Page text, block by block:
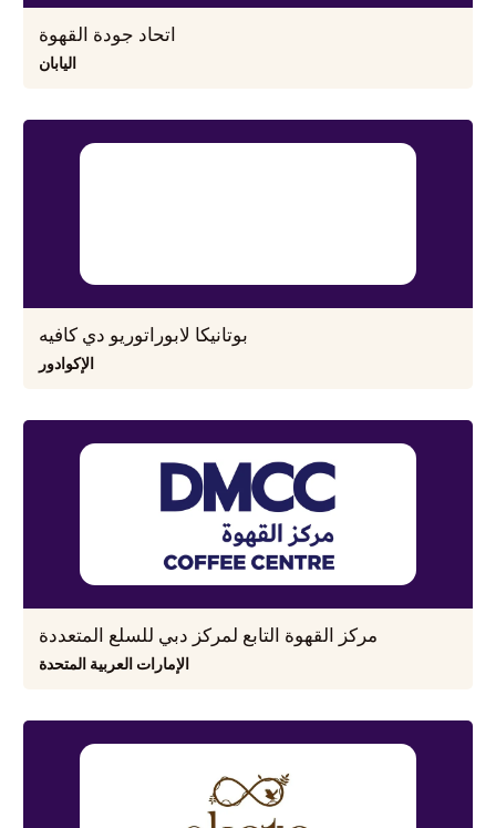
اتحاد جودة القهوة
اليابان
بوتانيكا لابوراتوريو دي كافيه
الإكوادور
مركز القهوة التابع لمركز دبي للسلع المتعددة
الإمارات العربية المتحدة